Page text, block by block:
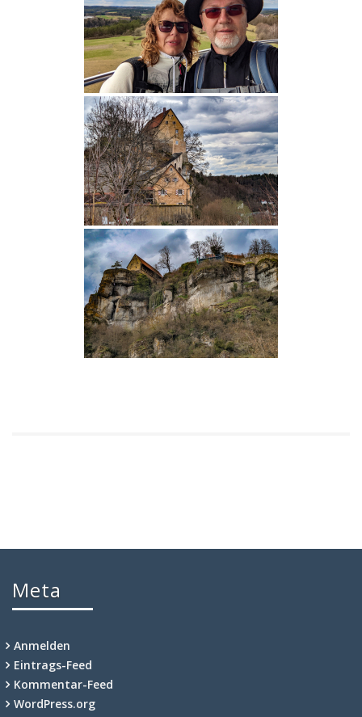
Meta
Anmelden
Eintrags-Feed
Kommentar-Feed
WordPress.org